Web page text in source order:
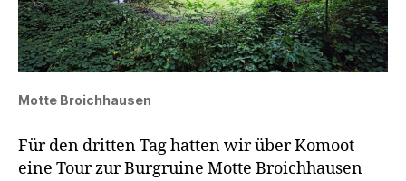
Motte Broichhausen
Für den dritten Tag hatten wir über Komoot
eine Tour zur Burgruine Motte Broichhausen